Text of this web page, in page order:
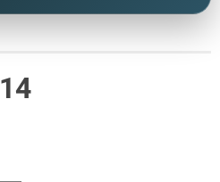
14